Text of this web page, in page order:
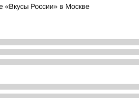
«Вкусы России» в Москве